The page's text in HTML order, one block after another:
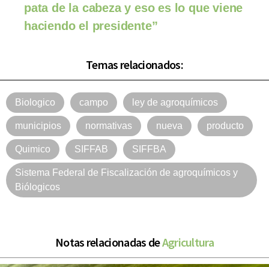
pata de la cabeza y eso es lo que viene
haciendo el presidente”
Temas relacionados:
Biologico campo ley de agroquímicos
municipios normativas nueva producto
Quimico SIFFAB SIFFBA
Sistema Federal de Fiscalización de agroquímicos y
Biólogicos
Notas relacionadas deAgricultura